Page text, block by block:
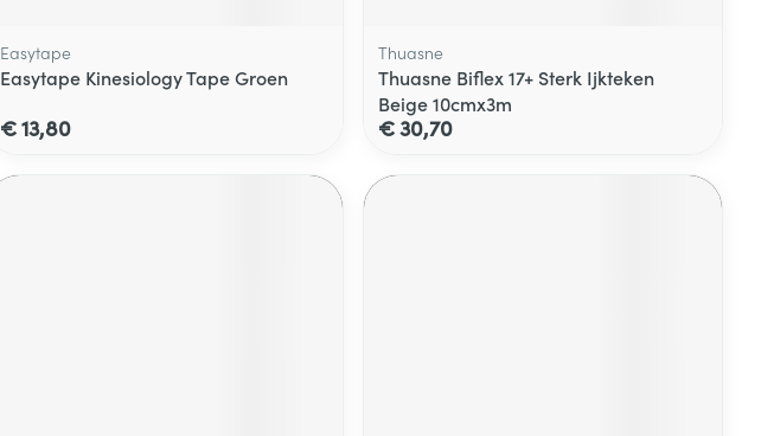
Easytape
Easytape Kinesiology Tape Groen
€ 13,80
Thuasne
Thuasne Biflex 17+ Sterk Ijkteken
Beige 10cmx3m
€ 30,70